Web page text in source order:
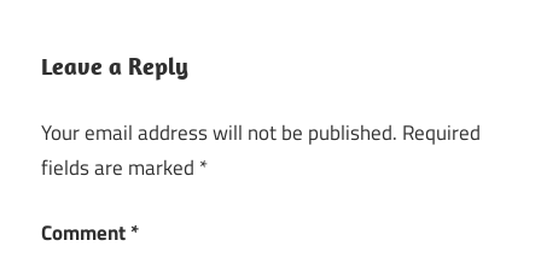
Leave a Reply
Your email address will not be published. Required
fields are marked *
Comment*